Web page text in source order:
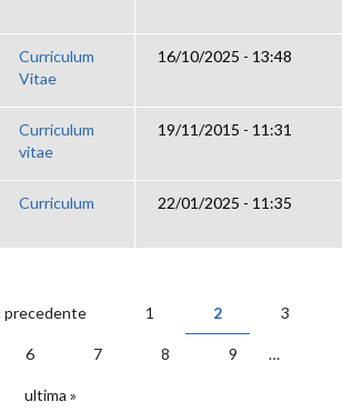
Curriculum
Vitae
16/10/2025 - 13:48
Curriculum
vitae
19/11/2015 - 11:31
Curriculum 22/01/2025 - 11:35
precedente 1 2 3
6 7 8 9 …
ultima »